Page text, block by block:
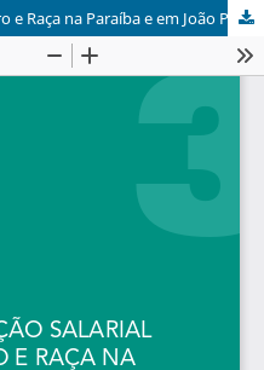
Discriminação Salarial por Gênero e Raça na Paraíba e em João Pessoa